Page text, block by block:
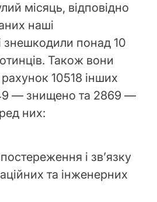
місяць, відповідно
наші
знешкодили понад 10
Також вони
10518 інших
— знищено та 2869 —
них:
і зв’язку
та інженерних